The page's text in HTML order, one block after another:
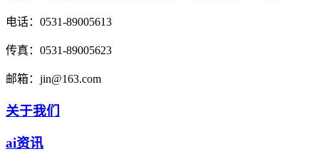
电话： 0531-89005613
传真： 0531-89005623
邮箱： jin@163.com
关于我们
ai资讯